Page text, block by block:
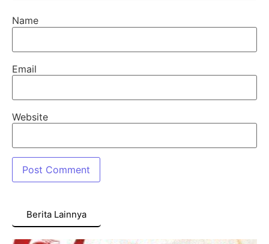
Name
Email
Website
Berita Lainnya